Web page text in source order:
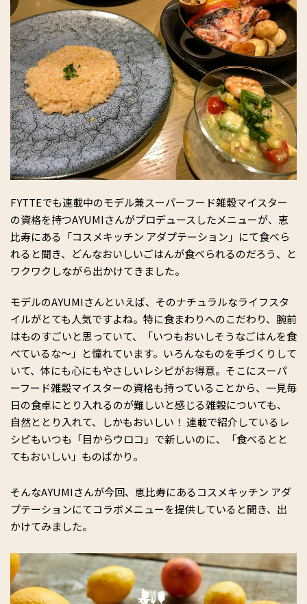
FYTTEでも連載中のモデル兼スーパーフード雑穀マイスター
の資格を持つAYUMIさんがプロデュースしたメニューが、恵
比寿にある「コスメキッチン アダプテーション」にて食べら
れると聞き、どんなおいしいごはんが食べられるのだろう、と
ワクワクしながら出かけてきました。
モデルのAYUMIさんといえば、そのナチュラルなライフスタ
イルがとても人気ですよね。特に食まわりへのこだわり、腕前
はものすごいと思っていて、「いつもおいしそうなごはんを食
べているな～」と憧れています。いろんなものを手づくりして
いて、体にも心にもやさしいレシピがお得意。そこにスーパ
ーフード雑穀マイスターの資格も持っていることから、一見毎
日の食卓にとり入れるのが難しいと感じる雑穀についても、
自然ととり入れて、しかもおいしい！ 連載で紹介しているレ
シピもいつも「目からウロコ」で新しいのに、「食べるとと
てもおいしい」ものばかり。
そんなAYUMIさんが今回、恵比寿にあるコスメキッチン アダ
プテーションにてコラボメニューを提供していると聞き、出
かけてみました。